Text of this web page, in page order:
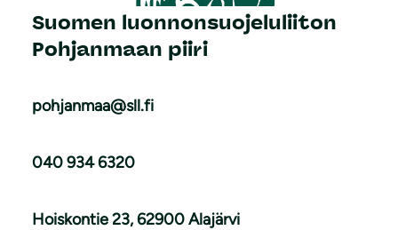
Suomen luonnonsuojeluliiton
Pohjanmaan piiri
pohjanmaa@sll.fi
040 934 6320
Hoiskontie 23, 62900 Alajärvi